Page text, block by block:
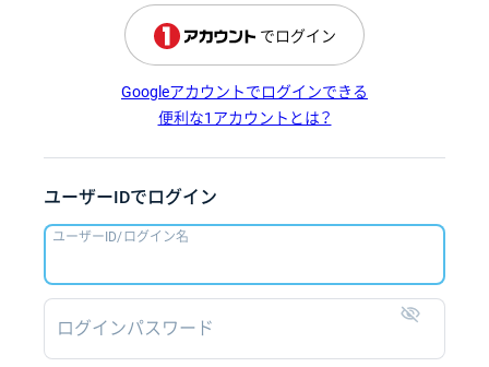
でログイン
Googleアカウントでログインできる
便利な1アカウントとは？
ユーザーIDでログイン
ユーザーID/ログイン名
ログインパスワード